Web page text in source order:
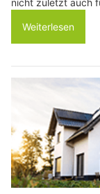
nicht zuletzt auch
Weiterlesen